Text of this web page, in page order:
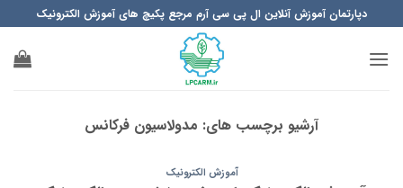
to
content
دپارتمان آموزش آنلاین ال پی سی آرم مرجع پکیچ های آموزش الکترونیک
آرشیو برچسب های: مدولاسیون فرکانس
آموزش الکترونیک